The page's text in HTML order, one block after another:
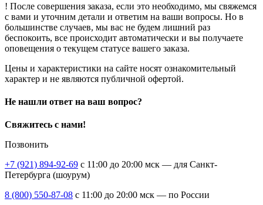
! После совершения заказа, если это необходимо, мы свяжемся
с вами и уточним детали и ответим на ваши вопросы. Но в
большинстве случаев, мы вас не будем лишний раз
беспокоить, все происходит автоматически и вы получаете
оповещения о текущем статусе вашего заказа.
Цены и характеристики на сайте носят ознакомительный
характер и не являются публичной офертой.
Не нашли ответ на ваш вопрос?
Свяжитесь с нами!
Позвонить
+7 (921) 894-92-69 c 11:00 до 20:00 мск — для Санкт-
Петербурга (шоурум)
8 (800) 550-87-08 c 11:00 до 20:00 мск — по России